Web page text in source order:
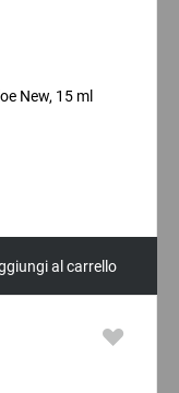
New, 15 ml
al carrello